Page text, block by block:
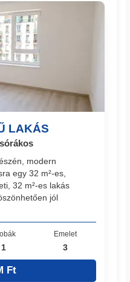
LAKÁS
modern
egy 32 m²-es,
32 m²-es lakás
jól
1
Emelet
3
Ft